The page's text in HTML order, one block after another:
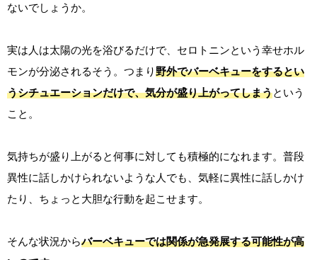
ないでしょうか。
実は人は太陽の光を浴びるだけで、セロトニンという幸せホル
モンが分泌されるそう。つまり野外でバーベキューをするとい
うシチュエーションだけで、気分が盛り上がってしまうという
こと。
気持ちが盛り上がると何事に対しても積極的になれます。普段
異性に話しかけられないような人でも、気軽に異性に話しかけ
たり、ちょっと大胆な行動を起こせます。
そんな状況からバーベキューでは関係が急発展する可能性が高